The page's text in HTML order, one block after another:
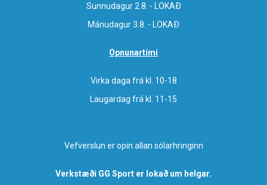
Sunnudagur 2.8. - LOKAÐ
Mánudagur 3.8. - LOKAÐ
Opnunartími
Virka daga frá kl. 10-18
Laugardag frá kl. 11-15
Vefverslun er opin allan sólarhringinn
Verkstæði GG Sport er lokað um helgar.